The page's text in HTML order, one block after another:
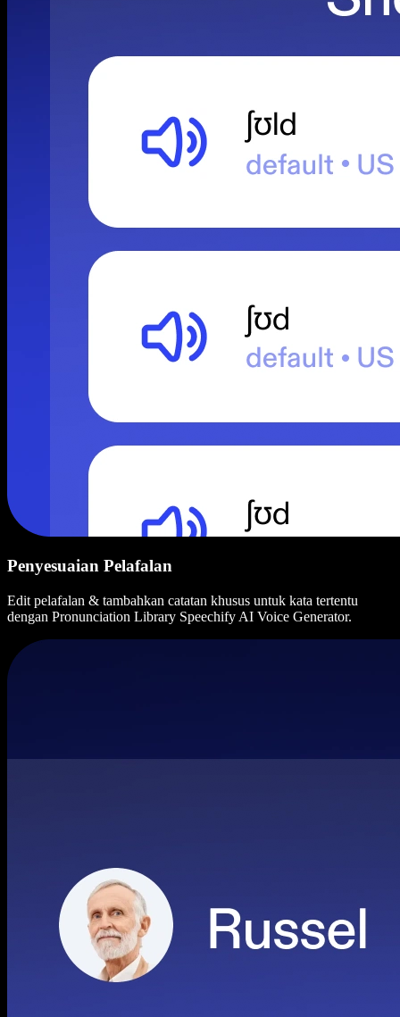
Penyesuaian Pelafalan
Edit pelafalan & tambahkan catatan khusus untuk kata tertentu
dengan Pronunciation Library Speechify AI Voice Generator.